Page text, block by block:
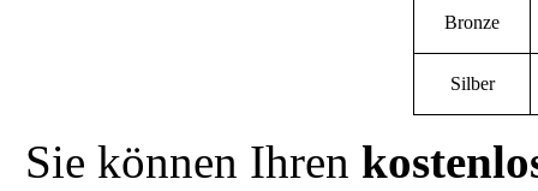
Bronze
Silber
Sie können Ihren